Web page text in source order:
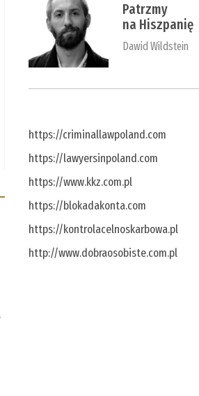
Patrzmy
na Hiszpanię
Dawid Wildstein
https://criminallawpoland.com
https://lawyersinpoland.com
https://www.kkz.com.pl
https://blokadakonta.com
https://kontrolacelnoskarbowa.pl
http://www.dobraosobiste.com.pl